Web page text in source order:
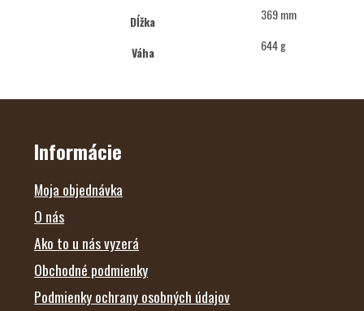
Dĺžka 369 mm
Váha 644 g
Z
Informácie
Moja objednávka
O nás
Ako to u nás vyzerá
Obchodné podmienky
Podmienky ochrany osobných údajov